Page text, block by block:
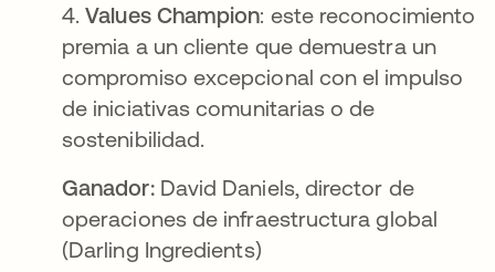
4.Values Champion: este reconocimiento
premia a un cliente que demuestra un
compromiso excepcional con el impulso
de iniciativas comunitarias o de
sostenibilidad.
Ganador:David Daniels, director de
operaciones de infraestructura global
(Darling Ingredients)